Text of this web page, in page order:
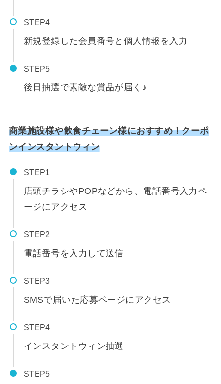
STEP
新規登録した会員番号と個人情報を入力
STEP
後日抽選で素敵な賞品が届く♪
商業施設様や飲食チェーン様におすすめ！クーポ
ンインスタントウィン
STEP
店頭チラシやPOPなどから、電話番号入力ペ
ージにアクセス
STEP
電話番号を入力して送信
STEP
SMSで届いた応募ページにアクセス
STEP
インスタントウィン抽選
STEP